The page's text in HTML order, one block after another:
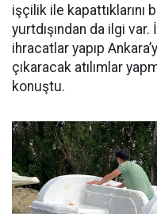
işçilik ile kapattıklarını
yurtdışından da ilgi
ihracatlar yapıp
çıkaracak atılımlar
konuştu.